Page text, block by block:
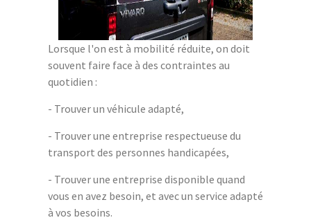
Lorsque l'on est à mobilité réduite, on doit
souvent faire face à des contraintes au
quotidien :
- Trouver un véhicule adapté,
- Trouver une entreprise respectueuse du
transport des personnes handicapées,
- Trouver une entreprise disponible quand
vous en avez besoin, et avec un service adapté
à vos besoins.